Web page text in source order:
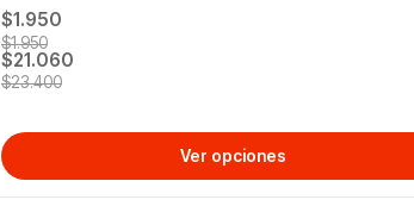
$1.950
$1.950
$21.060
$23.400
Ver opciones